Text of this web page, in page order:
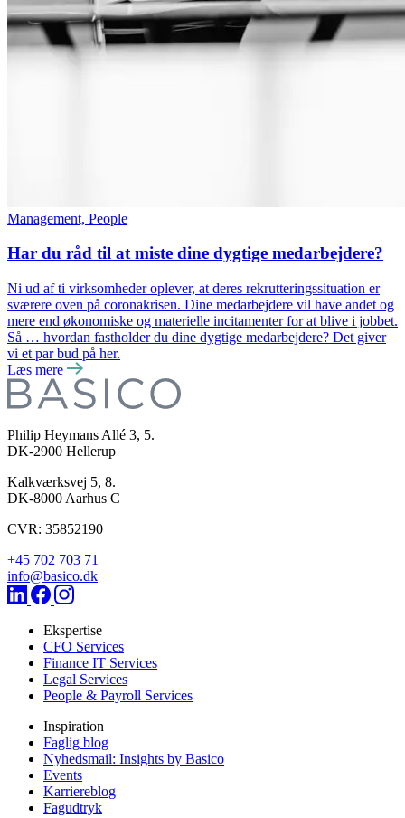
Management, People
Har du råd til at miste dine dygtige medarbejdere?
Ni ud af ti virksomheder oplever, at deres rekrutteringssituation er
sværere oven på coronakrisen. Dine medarbejdere vil have andet og
mere end økonomiske og materielle incitamenter for at blive i jobbet.
Så … hvordan fastholder du dine dygtige medarbejdere? Det giver
vi et par bud på her.
Læs mere
Philip Heymans Allé 3, 5.
DK-2900 Hellerup
Kalkværksvej 5, 8.
DK-8000 Aarhus C
CVR: 35852190
+45 702 703 71
info@basico.dk
Ekspertise
CFO Services
Finance IT Services
Legal Services
People & Payroll Services
Inspiration
Faglig blog
Nyhedsmail: Insights by Basico
Events
Karriereblog
Fagudtryk